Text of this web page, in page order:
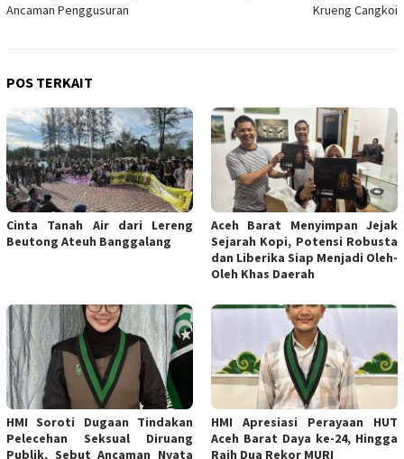
Ancaman Penggusuran
Krueng Cangkoi
POS TERKAIT
Cinta Tanah Air dari Lereng
Beutong Ateuh Banggalang
Aceh Barat Menyimpan Jejak
Sejarah Kopi, Potensi Robusta
dan Liberika Siap Menjadi Oleh-
Oleh Khas Daerah
HMI Soroti Dugaan Tindakan
Pelecehan Seksual Diruang
Publik, Sebut Ancaman Nyata
HMI Apresiasi Perayaan HUT
Aceh Barat Daya ke-24, Hingga
Raih Dua Rekor MURI